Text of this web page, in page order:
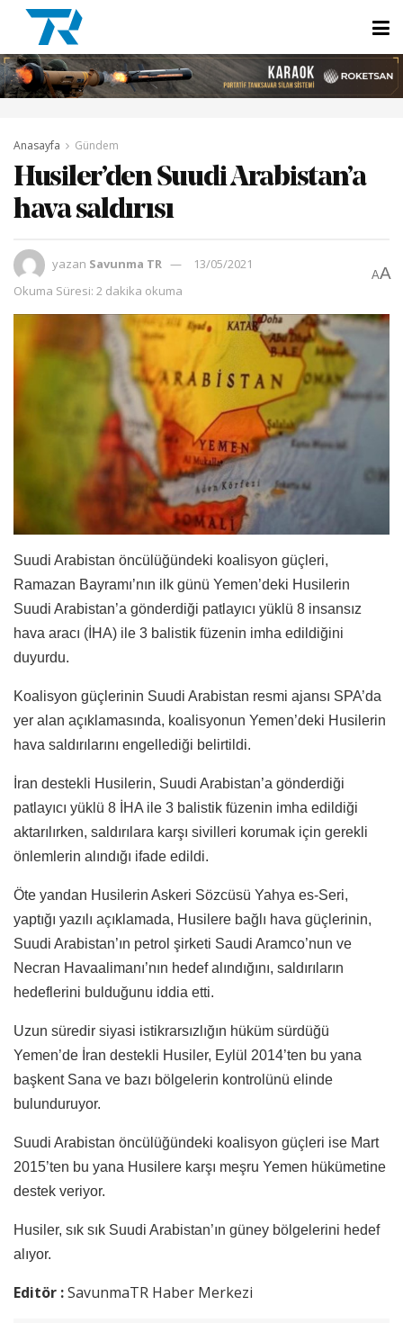
Anasayfa Gündem
Husiler’den Suudi Arabistan’a
hava saldırısı
yazan Savunma TR
13/05/2021
Okuma Süresi: 2 dakika okuma
AA
Suudi Arabistan öncülüğündeki koalisyon güçleri,
Ramazan Bayramı’nın ilk günü Yemen’deki Husilerin
Suudi Arabistan’a gönderdiği patlayıcı yüklü 8 insansız
hava aracı (İHA) ile 3 balistik füzenin imha edildiğini
duyurdu.
Koalisyon güçlerinin Suudi Arabistan resmi ajansı SPA’da
yer alan açıklamasında, koalisyonun Yemen’deki Husilerin
hava saldırılarını engellediği belirtildi.
İran destekli Husilerin, Suudi Arabistan’a gönderdiği
patlayıcı yüklü 8 İHA ile 3 balistik füzenin imha edildiği
aktarılırken, saldırılara karşı sivilleri korumak için gerekli
önlemlerin alındığı ifade edildi.
Öte yandan Husilerin Askeri Sözcüsü Yahya es-Seri,
yaptığı yazılı açıklamada, Husilere bağlı hava güçlerinin,
Suudi Arabistan’ın petrol şirketi Saudi Aramco’nun ve
Necran Havaalimanı’nın hedef alındığını, saldırıların
hedeflerini bulduğunu iddia etti.
Uzun süredir siyasi istikrarsızlığın hüküm sürdüğü
Yemen’de İran destekli Husiler, Eylül 2014’ten bu yana
başkent Sana ve bazı bölgelerin kontrolünü elinde
bulunduruyor.
Suudi Arabistan öncülüğündeki koalisyon güçleri ise Mart
2015’ten bu yana Husilere karşı meşru Yemen hükümetine
destek veriyor.
Husiler, sık sık Suudi Arabistan’ın güney bölgelerini hedef
alıyor.
Editör :SavunmaTR Haber Merkezi